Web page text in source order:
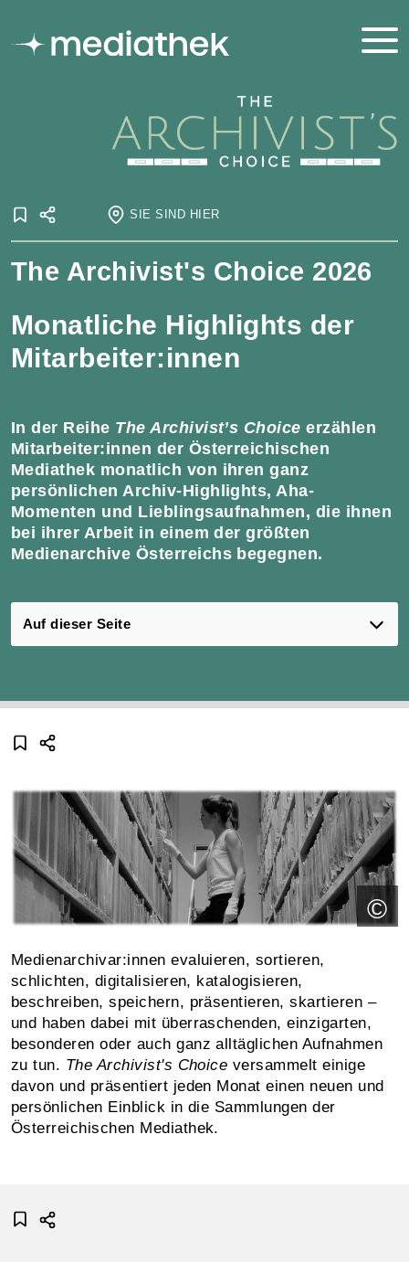
SIE SIND HIER
Startseite Onlineausstellungen
Archivist's Choice
Archivist's Choice 2026
The Archivist's Choice 2026
Monatliche Highlights der
Mitarbeiter:innen
In der Reihe The Archivist’s Choiceerzählen
Mitarbeiter:innen der Österreichischen
Mediathek monatlich von ihren ganz
persönlichen Archiv-Highlights, Aha-
Momenten und Lieblingsaufnahmen, die ihnen
bei ihrer Arbeit in einem der größten
Medienarchive Österreichs begegnen.
Auf dieser Seite
©
Medienarchivar:innen evaluieren, sortieren,
schlichten, digitalisieren, katalogisieren,
beschreiben, speichern, präsentieren, skartieren –
und haben dabei mit überraschenden, einzigarten,
besonderen oder auch ganz alltäglichen Aufnahmen
zu tun. The Archivist's Choice versammelt einige
davon und präsentiert jeden Monat einen neuen und
persönlichen Einblick in die Sammlungen der
Österreichischen Mediathek.